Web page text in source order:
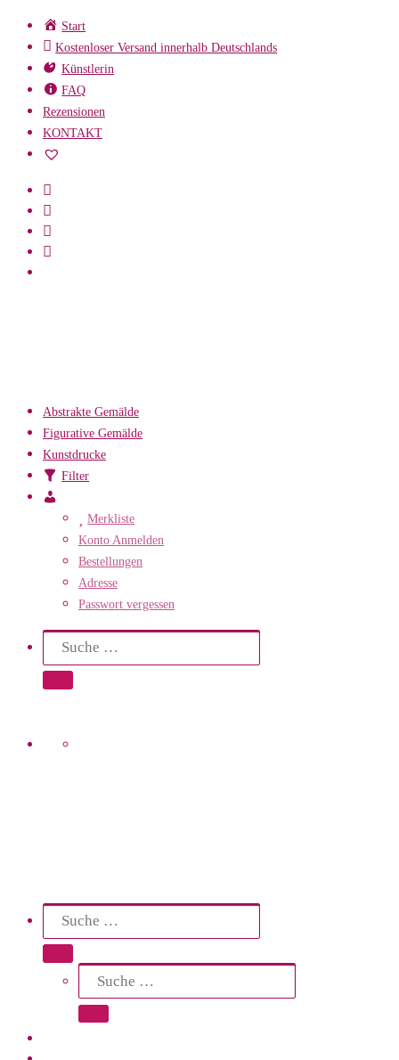
Zum
Inhalt
springen
Start
Kostenloser Versand innerhalb Deutschlands
Künstlerin
FAQ
Rezensionen
KONTAKT
Abstrakte Gemälde
Figurative Gemälde
Kunstdrucke
Filter
KontoMerkliste
Konto Anmelden
Bestellungen
Adresse
Passwort vergessen
Search
Suche
Suche …
Search
Suche
Suche …
Suche
Suche …